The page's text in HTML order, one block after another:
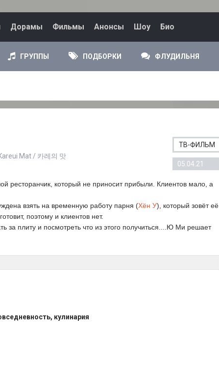
Дорамы Фильмы Анонсы Шоу Био
ГРУППЫ ПОДБОРКИ ФЛУДИЛЬНЯ
Mat / 카레의 맛
ТВ-ФИЛЬМ
05.04.21
ресторанчик, который не приносит прибыли. Клиентов мало, а
взять на временную работу парня (Хён У), который зовёт её
поэтому и клиентов нет.
за плиту и посмотреть что из этого получиться....Ю Ми решает
кулинария